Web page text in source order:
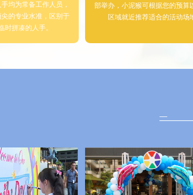
均为常备工作人员，
的专业水准，区别于
时拼凑的人手。
部举办，小泥猴可根据您的预算
区域就近推荐适合的活动场